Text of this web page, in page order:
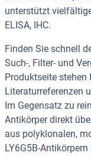
unterstützt
ELISA, IHC.
Finden Sie schnell
Such-, Filter- und
Produktseite
Literaturreferenzen
Im Gegensatz zu
Antikörper direkt
aus polyklonalen,
LY6G5B-